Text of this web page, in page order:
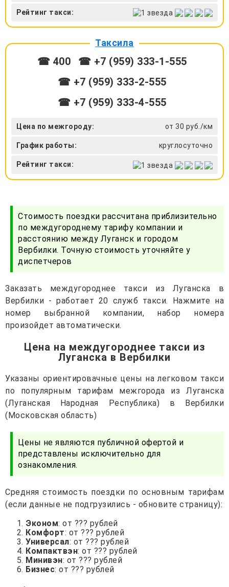
Рейтинг такси:
Таксила
☎ 400
☎ +7 (959) 333-1-555
☎ +7 (959) 333-2-555
☎ +7 (959) 333-4-555
Цена по межгороду: от 30 руб./км
График работы: круглосуточно
Рейтинг такси:
Стоимость поездки рассчитана приблизительно
по междугороднему тарифу компании и
расстоянию между Луганск и городом
Вербилки. Точную стоимость уточняйте у
диспетчеров
Заказать междугороднее такси из Луганска в
Вербилки - работает 20 служб такси. Нажмите на
номер выбранной компании, набор номера
произойдет автоматически.
Цена на междугороднее такси из
Луганска в Вербилки
Указаны ориентировачные цены на легковом такси
по популярным тарифам межгорода из Луганска
(Луганская Народная Республика) в Вербилки
(Московская область)
Цены не являются публичной офертой и
представлены исключительно для
ознакомления.
Средняя стоимость поездки по основным тарифам
(если данные не подгрузились - обновите страницу):
Эконом: от ??? рублей
Комфорт: от ??? рублей
Универсал: от ??? рублей
Компактвэн: от ??? рублей
Минивэн: от ??? рублей
Бизнес: от ??? рублей